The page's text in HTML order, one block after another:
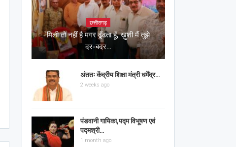
छत्तीसगढ़
मिली तो नहीं है मगर ढूँढता हूँ, ख़ुशी मैं तुझे
दर-बदर…
अंततः केंद्रीय शिक्षा मंत्री धर्मेंद्र…
2 weeks ago
पंडवानी गायिका,पद्म विभूषण एवं
पद्मश्री…
1 month ago